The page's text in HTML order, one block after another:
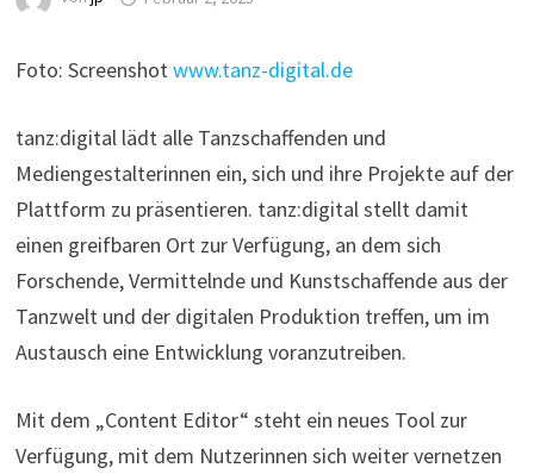
Foto: Screenshotwww.tanz-digital.de
tanz:digital lädt alle Tanzschaffenden und
Mediengestalterinnen ein, sich und ihre Projekte auf der
Plattform zu präsentieren. tanz:digital stellt damit
einen greifbaren Ort zur Verfügung, an dem sich
Forschende, Vermittelnde und Kunstschaffende aus der
Tanzwelt und der digitalen Produktion treffen, um im
Austausch eine Entwicklung voranzutreiben.
Mit dem „Content Editor“ steht ein neues Tool zur
Verfügung, mit dem Nutzerinnen sich weiter vernetzen